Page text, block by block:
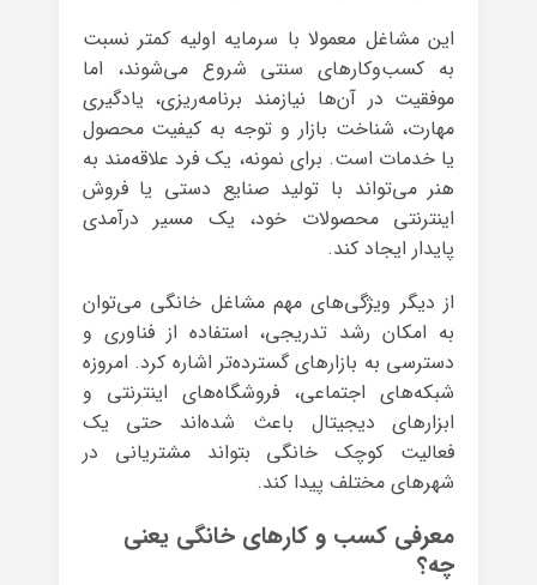
این مشاغل معمولا با سرمایه اولیه کمتر نسبت
به کسب‌وکارهای سنتی شروع می‌شوند، اما
موفقیت در آن‌ها نیازمند برنامه‌ریزی، یادگیری
مهارت، شناخت بازار و توجه به کیفیت محصول
یا خدمات است. برای نمونه، یک فرد علاقه‌مند به
هنر می‌تواند با تولید صنایع دستی یا فروش
اینترنتی محصولات خود، یک مسیر درآمدی
پایدار ایجاد کند.
از دیگر ویژگی‌های مهم مشاغل خانگی می‌توان
به امکان رشد تدریجی، استفاده از فناوری و
دسترسی به بازارهای گسترده‌تر اشاره کرد. امروزه
شبکه‌های اجتماعی، فروشگاه‌های اینترنتی و
ابزارهای دیجیتال باعث شده‌اند حتی یک
فعالیت کوچک خانگی بتواند مشتریانی در
شهرهای مختلف پیدا کند.
معرفی کسب و کارهای خانگی یعنی
چه؟